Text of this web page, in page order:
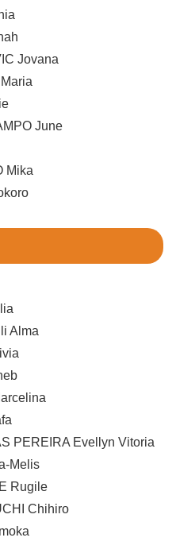
Jovana
June
Mika
Alma
PEREIRA Evellyn Vitoria
Melis
Rugile
Chihiro